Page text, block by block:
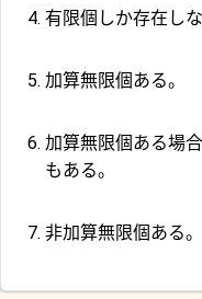
有限個しか存在しな
加算無限個ある。
加算無限個ある場
もある。
非加算無限個ある。